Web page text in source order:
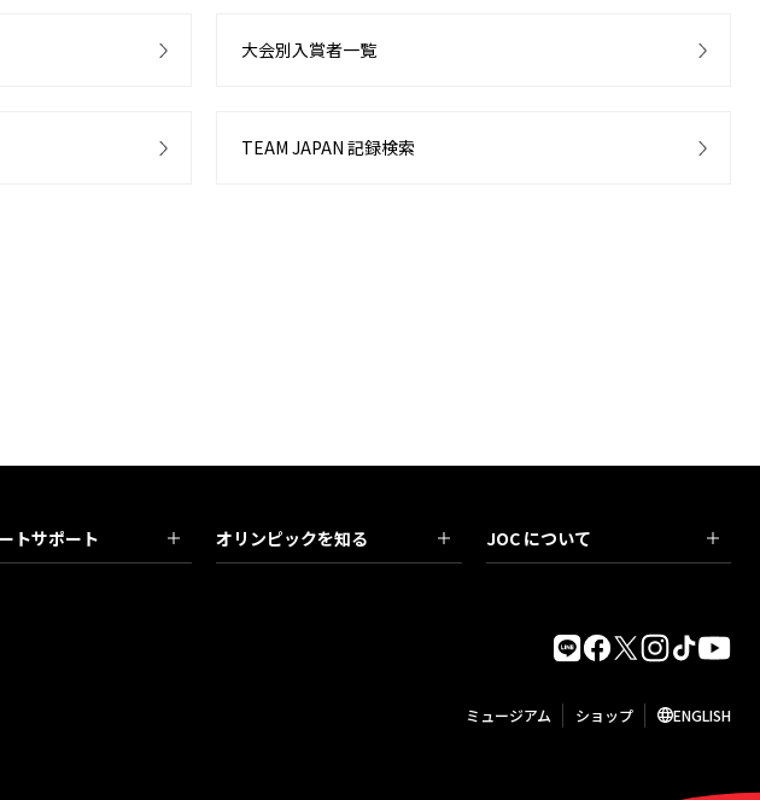
大会別入賞者一覧
TEAM JAPAN 記録検索
トサポート オリンピックを知る JOC について
ミュージアム ショップ ENGLISH